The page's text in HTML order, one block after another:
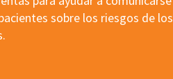
sobre los riesgos de los